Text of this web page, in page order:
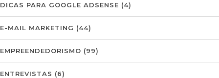
DICAS PARA GOOGLE ADSENSE (4)
E-MAIL MARKETING (44)
EMPREENDEDORISMO (99)
ENTREVISTAS (6)